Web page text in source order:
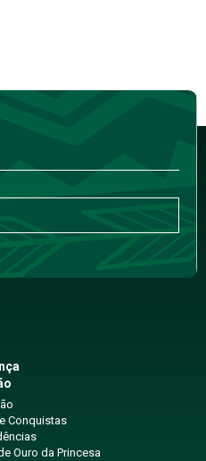
Conquistas
Ouro da Princesa